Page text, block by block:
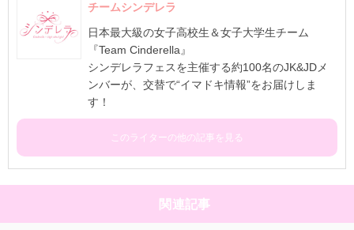
チームシンデレラ
日本最大級の女子高校生＆女子大学生チーム
『Team Cinderella』
シンデレラフェスを主催する約100名のJK&JDメ
ンバーが、交替で“イマドキ情報”をお届けしま
す！
このライターの他の記事を見る
関連記事